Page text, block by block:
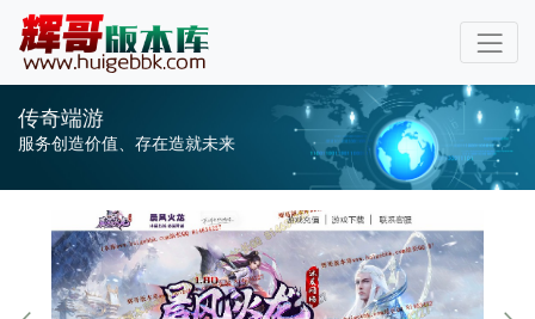
传奇端游
服务创造价值、存在造就未来